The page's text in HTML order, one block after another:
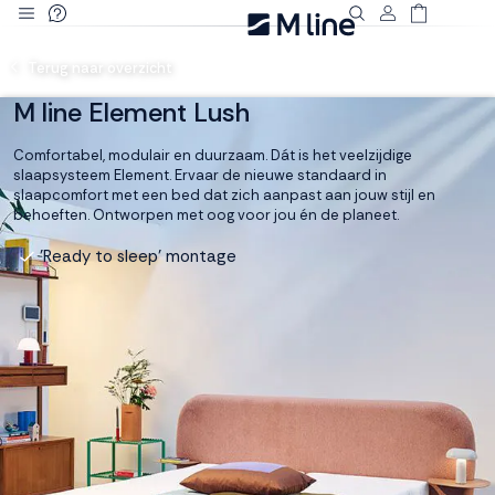
gebruikt
cookies
M line plaatst
functionele,
analytische en
marketing cookies.
website goed, terwijl
de analytische
cookies ons helpen
om de website te
verbeteren. Via de
marketing cookies
kunnen we jouw
Terug naar overzicht
M line Element Lush
Comfortabel, modulair en duurzaam. Dát is het veelzijdige
slaapsysteem Element. Ervaar de nieuwe standaard in
slaapcomfort met een bed dat zich aanpast aan jouw stijl en
behoeften. Ontworpen met oog voor jou én de planeet.
Deskundig advies